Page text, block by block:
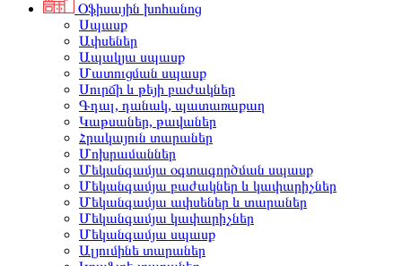
Օֆիսային խոհանոց
Սպասք
Ափսեներ
Ապակյա սպասք
Մատուցման սպասք
Սուրճի և թեյի բաժակներ
Գդալ, դանակ, պատառաքաղ
Կաթսաներ, թավաներ
Հրակայուն տարաներ
Մոխրամաններ
Մեկանգամյա օգտագործման սպասք
Մեկանգամյա բաժակներ և կափարիչներ
Մեկանգամյա ափսեներ և տարաներ
Մեկանգամյա կափարիչներ
Մեկանգամյա սպասք
Ալյումինե տարաներ